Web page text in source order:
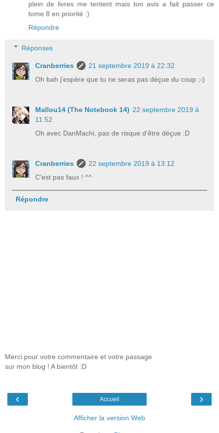
plein de livres me tentent mais ton avis a fait passer ce
tome 8 en priorité :)
Répondre
Réponses
Cranberries
21 septembre 2019 à 22:32
Oh bah j'espère que tu ne seras pas déçue du coup ;-)
Mallou14 (The Notebook 14) 22 septembre 2019 à
11:52
Oh avec DanMachi, pas de risque d'être déçue :D
Cranberries
22 septembre 2019 à 13:12
C'est pas faux ! ^^
Répondre
Merci pour votre commentaire et votre passage
sur mon blog ! A bientôt :D
‹ ›
Accueil
Afficher la version Web